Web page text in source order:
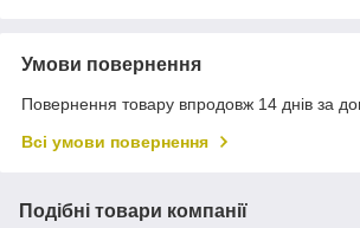
Умови повернення
Повернення товару впродовж 14 днів за
Всі умови повернення
Подібні товари компанії